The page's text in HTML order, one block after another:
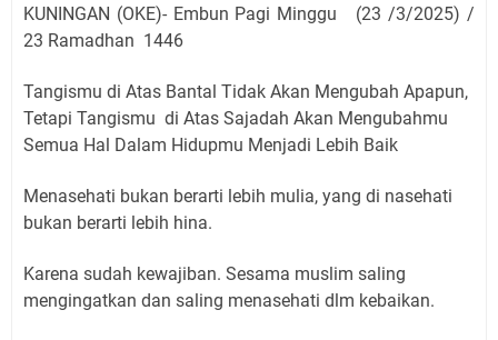
KUNINGAN (OKE)- Embun Pagi Minggu (23 /3/2025) /
23 Ramadhan 1446
Tangismu di Atas Bantal Tidak Akan Mengubah Apapun,
Tetapi Tangismu di Atas Sajadah Akan Mengubahmu
Semua Hal Dalam Hidupmu Menjadi Lebih Baik
Menasehati bukan berarti lebih mulia, yang di nasehati
bukan berarti lebih hina.
Karena sudah kewajiban. Sesama muslim saling
mengingatkan dan saling menasehati dlm kebaikan.